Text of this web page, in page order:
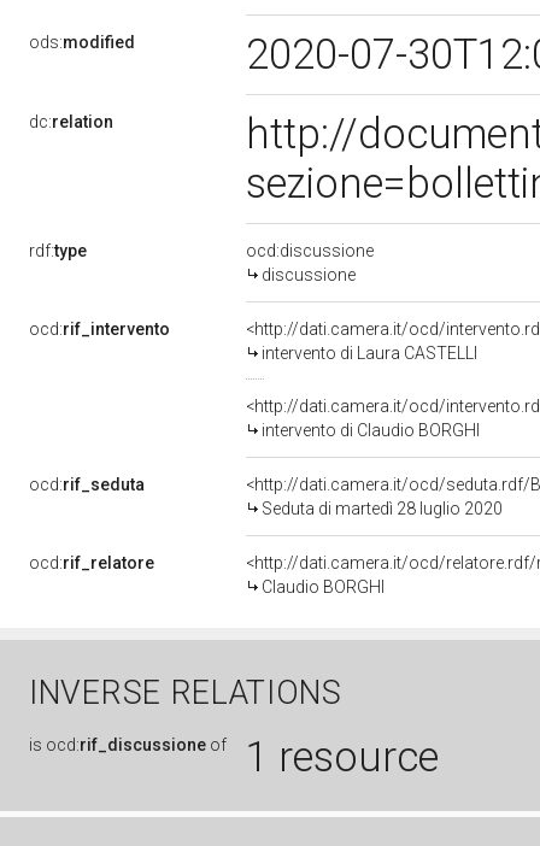
ods:modified 2020-07-
dc:relation
http://
rdf:type
ocd:discussione
discussione
ocd:rif_intervento
<http://dati.camera.it/ocd/
intervento di Laura CASTELLI
<http://dati.camera.it/ocd/
intervento di Claudio BORGHI
ocd:rif_seduta
<http://dati.camera.it/ocd/seduta.rdf/
Seduta di martedì 28 luglio 2020
ocd:rif_relatore
<http://dati.camera.it/ocd/relatore.rdf/
Claudio BORGHI
INVERSE RELATIONS
is ocd:rif_discussione of 1 resource